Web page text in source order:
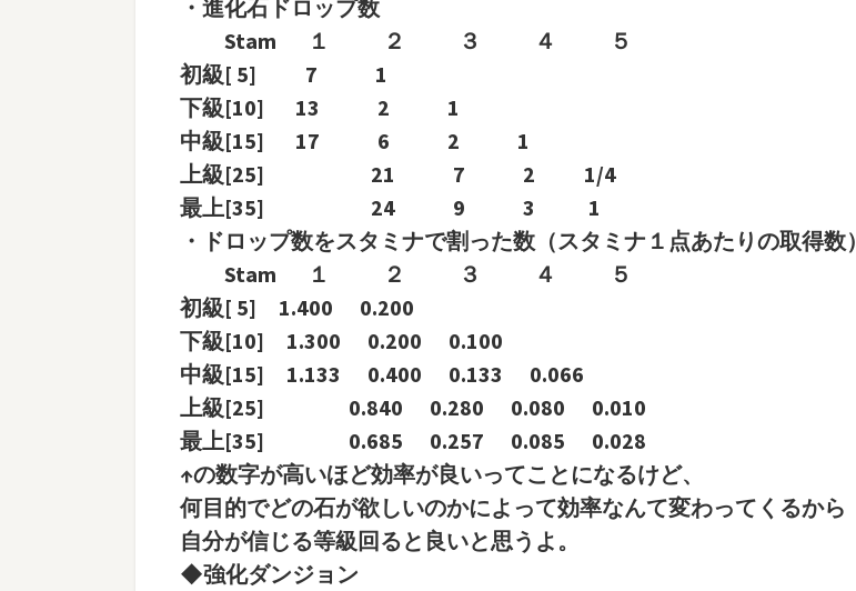
・進化石ドロップ数
Stam １ ２ ３ ４ ５
初級[ 5] 7 1
下級[10] 13 2 1
中級[15] 17 6 2 1
上級[25] 21 7 2 1/4
最上[35] 24 9 3 1
・ドロップ数をスタミナで割った数（スタミナ１点あたりの取得数）
Stam １ ２ ３ ４ ５
初級[ 5] 1.400 0.200
下級[10] 1.300 0.200 0.100
中級[15] 1.133 0.400 0.133 0.066
上級[25] 0.840 0.280 0.080 0.010
最上[35] 0.685 0.257 0.085 0.028
↑の数字が高いほど効率が良いってことになるけど、
何目的でどの石が欲しいのかによって効率なんて変わってくるから
自分が信じる等級回ると良いと思うよ。
◆強化ダンジョン